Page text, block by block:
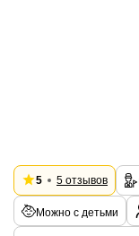
5 5 отзывов
Можно с детьми